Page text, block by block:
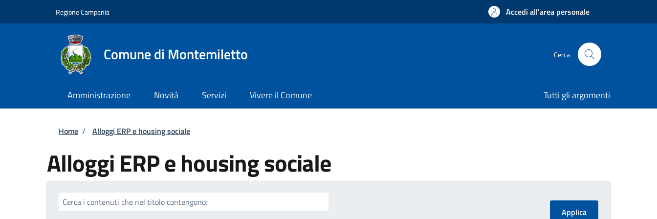
Regione Campania Accedi all'area personale
Comune di Montemiletto Cerca
Amministrazione Novità Servizi Vivere il Comune Tutti gli argomenti
Briciole di pane
Home / Alloggi ERP e housing sociale
Alloggi ERP e housing sociale
Cerca i contenuti che nel titolo contengono: